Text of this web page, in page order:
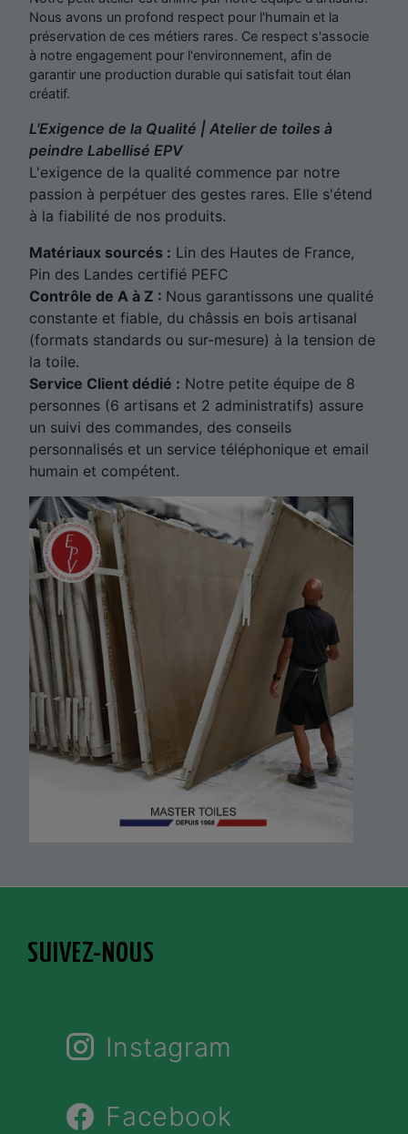
Nous avons un profond respect pour l'humain et la
préservation de ces métiers rares. Ce respect s'associe
à notre engagement pour l'environnement, afin de
garantir une production durable qui satisfait tout élan
créatif.
L'Exigence de la Qualité | Atelier de toiles à
peindre Labellisé EPV
L'exigence de la qualité commence par notre
passion à perpétuer des gestes rares. Elle s'étend
à la fiabilité de nos produits.
Matériaux sourcés : Lin des Hautes de France,
Pin des Landes certifié PEFC
Contrôle de A à Z : Nous garantissons une qualité
constante et fiable, du châssis en bois artisanal
(formats standards ou sur-mesure) à la tension de
la toile.
Service Client dédié : Notre petite équipe de 8
personnes (6 artisans et 2 administratifs) assure
un suivi des commandes, des conseils
personnalisés et un service téléphonique et email
humain et compétent.
SUIVEZ-NOUS
Instagram
Facebook